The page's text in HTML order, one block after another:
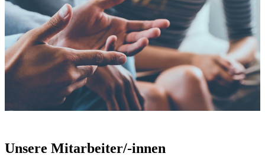
Unsere Mitarbeiter/-innen